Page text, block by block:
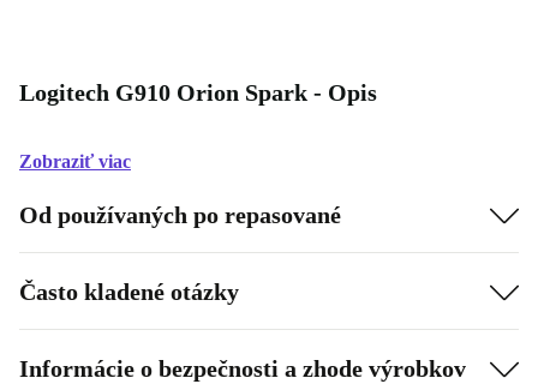
Logitech G910 Orion Spark - Opis
Zobraziť viac
Od používaných po repasované
Často kladené otázky
Informácie o bezpečnosti a zhode výrobkov